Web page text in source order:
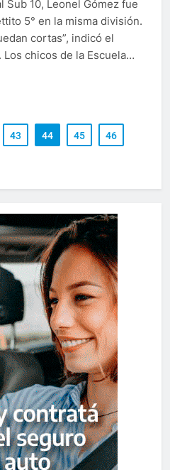
Sub 10, Leonel Gómez fue
5° en la misma división.
cortas”, indicó el
chicos de la Escuela…
43 44 45 46